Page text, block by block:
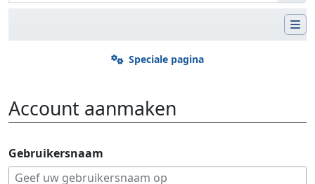
Speciale pagina
Account aanmaken
Gebruikersnaam